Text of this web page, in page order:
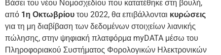
Βάσει του νέου Νομοσχεδίου που κατατέθηκε στη βουλή,
από 1η Οκτωβρίου του 2022, θα επιβάλλονται κυρώσεις
για τη μη διαβίβαση των δεδομένων στοιχείων λιανικής
πώλησης, στην ψηφιακή πλατφόρμα myDATA μέσω του
Πληροφοριακού Συστήματος Φορολογικών Ηλεκτρονικών